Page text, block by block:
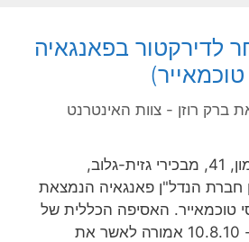
לדירקטור בפאנגאיה
ברק רוזן - צוות האינטרנט
רואת החשבון טל סימון, 41, מבכירי גזית-גלוב,
חברת הנדל"ן פאנגאיה הנמצאת
טוכמאייר. האסיפה הכללית של
החברה, שתתכנס ב- 10.8.10 אמורה לאשר את